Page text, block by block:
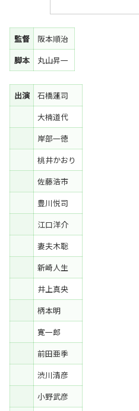
監督
阪本順治
脚本
丸山昇一
出演
石橋蓮司
大楠道代
岸部一徳
桃井かおり
佐藤浩市
豊川悦司
江口洋介
妻夫木聡
新崎人生
井上真央
柄本明
寛一郎
前田亜季
渋川清彦
小野武彦